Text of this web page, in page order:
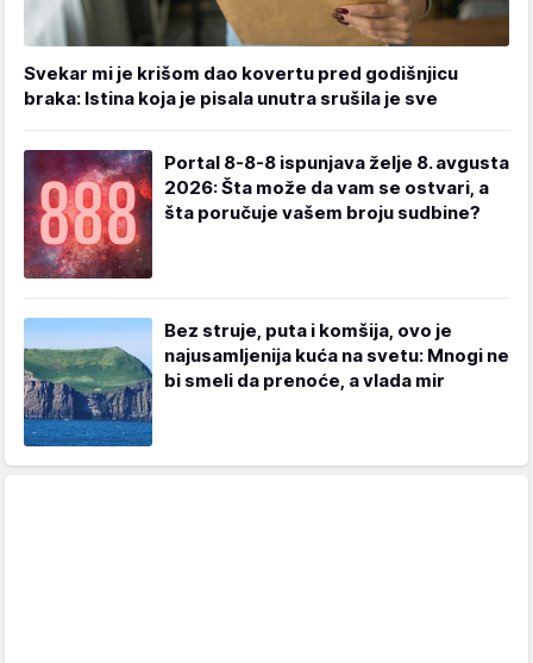
Svekar mi je krišom dao kovertu pred godišnjicu
braka: Istina koja je pisala unutra srušila je sve
Portal 8-8-8 ispunjava želje 8. avgusta
2026: Šta može da vam se ostvari, a
šta poručuje vašem broju sudbine?
Bez struje, puta i komšija, ovo je
najusamljenija kuća na svetu: Mnogi ne
bi smeli da prenoće, a vlada mir